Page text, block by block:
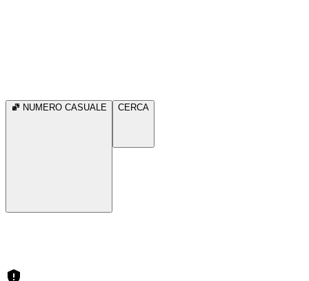
NUMERO CASUALE CERCA